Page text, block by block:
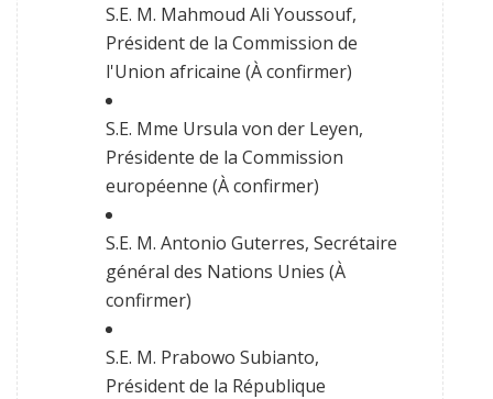
S.E. M. Mahmoud Ali Youssouf,
Président de la Commission de
l'Union africaine (À confirmer)
S.E. Mme Ursula von der Leyen,
Présidente de la Commission
européenne (À confirmer)
S.E. M. Antonio Guterres, Secrétaire
général des Nations Unies (À
confirmer)
S.E. M. Prabowo Subianto,
Président de la République